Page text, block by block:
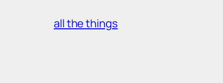
all the things